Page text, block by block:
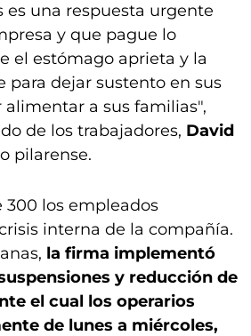
es una respuesta urgente
y que pague lo
el estómago aprieta y la
para dejar sustento en sus
alimentar a sus familias",
de los trabajadores, David
pilarense.
300 los empleados
interna de la compañía.
la firma implementó
y reducción de
el cual los operarios
de lunes a miércoles,